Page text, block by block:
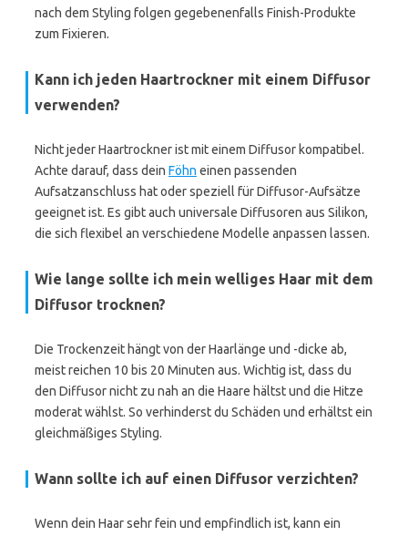
nach dem Styling folgen gegebenenfalls Finish-Produkte
zum Fixieren.
Kann ich jeden Haartrockner mit einem Diffusor
verwenden?
Nicht jeder Haartrockner ist mit einem Diffusor kompatibel.
Achte darauf, dass dein Föhn einen passenden
Aufsatzanschluss hat oder speziell für Diffusor-Aufsätze
geeignet ist. Es gibt auch universale Diffusoren aus Silikon,
die sich flexibel an verschiedene Modelle anpassen lassen.
Wie lange sollte ich mein welliges Haar mit dem
Diffusor trocknen?
Die Trockenzeit hängt von der Haarlänge und -dicke ab,
meist reichen 10 bis 20 Minuten aus. Wichtig ist, dass du
den Diffusor nicht zu nah an die Haare hältst und die Hitze
moderat wählst. So verhinderst du Schäden und erhältst ein
gleichmäßiges Styling.
Wann sollte ich auf einen Diffusor verzichten?
Wenn dein Haar sehr fein und empfindlich ist, kann ein